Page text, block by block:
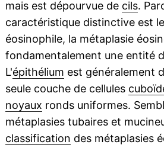
mais est dépourvue de cils.
caractéristique distinctive est
éosinophile, la métaplasie
fondamentalement une entité
L'épithélium est généralement
seule couche de cellules
noyaux ronds uniformes.
métaplasies tubaires et
classification des métaplasies